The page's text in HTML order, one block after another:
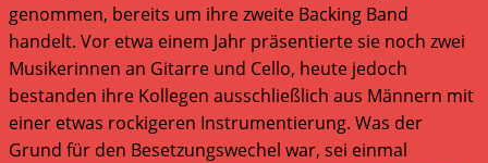
genommen, bereits um ihre zweite Backing Band
handelt. Vor etwa einem Jahr präsentierte sie noch zwei
Musikerinnen an Gitarre und Cello, heute jedoch
bestanden ihre Kollegen ausschließlich aus Männern mit
einer etwas rockigeren Instrumentierung. Was der
Grund für den Besetzungswechel war, sei einmal